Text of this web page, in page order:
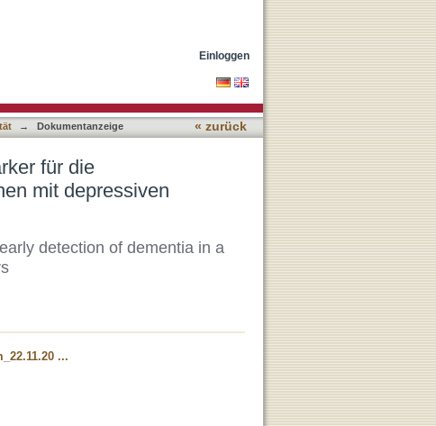
Einloggen
→ Dokumentanzeige « zurück
für die
mit depressiven
detection of dementia in a
...